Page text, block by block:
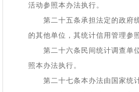
活动参照本办法执行。
第二十五条承担法定的政府
的其他单位，其统计信用管理参
第二十六条民间统计调查单
照本办法执行。
第二十七条本办法由国家统计